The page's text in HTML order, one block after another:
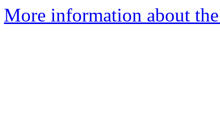
More information about